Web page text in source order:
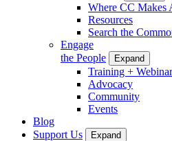
Where CC Makes
Resources
Search the
Engage
the People
Expand
Training +
Advocacy
Community
Events
Blog
Support Us
Expand